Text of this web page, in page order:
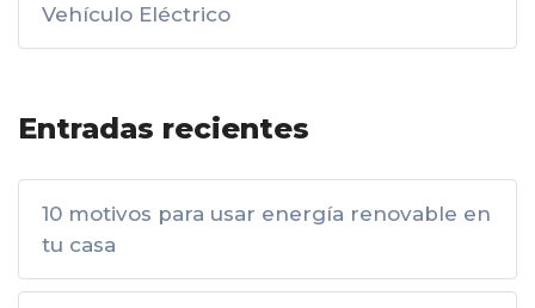
Vehículo Eléctrico
Entradas recientes
10 motivos para usar energía renovable en
tu casa